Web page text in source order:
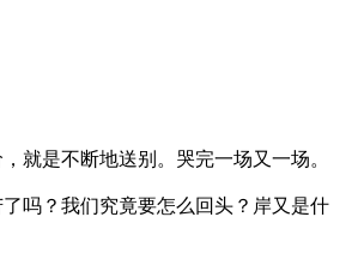
就是不断地送别。哭完一场又一场。
吗？我们究竟要怎么回头？岸又是什